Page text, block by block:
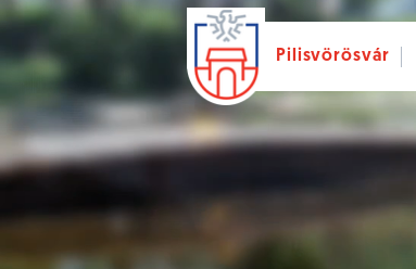
Ugrás a fő tartalomhoz
Pilisvörösvár